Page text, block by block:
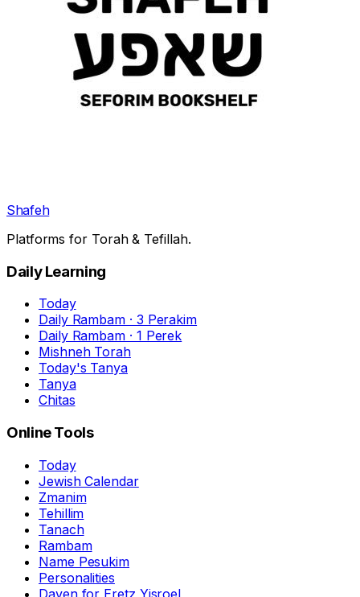
Shafeh
Platforms for Torah & Tefillah.
Daily Learning
Today
Daily Rambam · 3 Perakim
Daily Rambam · 1 Perek
Mishneh Torah
Today's Tanya
Tanya
Chitas
Online Tools
Today
Jewish Calendar
Zmanim
Tehillim
Tanach
Rambam
Name Pesukim
Personalities
Daven for Eretz Yisroel